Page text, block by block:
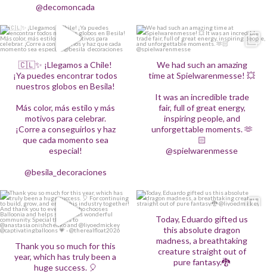
@decomoncada
🇨🇱✨ ¡Llegamos a Chile!
¡Ya puedes encontrar todos nuestros
globos en Besila!
Más color, más estilo y más motivos para
celebrar.
¡Corre a conseguirlos y haz que cada
momento sea especial!
@besila_decoraciones
28 2
🇨🇱✨ ¡Llegamos a Chile!
¡Ya puedes encontrar todos
nuestros globos en Besila!
Más color, más estilo y más
motivos para celebrar.
¡Corre a conseguirlos y haz
que cada momento sea
especial!
@besila_decoraciones
We had such an amazing time at
Spielwarenmesse! 💥
energy, inspiring people, and
unforgettable moments. 🫶🏻
@spielwarenmesse
49 0
We had such an amazing
time at Spielwarenmesse! 💥
It was an incredible trade
fair, full of great energy,
inspiring people, and
unforgettable moments. 🫶
🏻
@spielwarenmesse
Thank you so much for this year, which
has truly been a huge success. 🎈
For continuing to build, grow, and enjoy
this industry together!
And thank you to everyone who chooses
Balloonia and helps shape this wonderful
community.
Thank you so much for this
year, which has truly been a
huge success. 🎈
Today, Eduardo gifted us this absolute
dragon madness, a breathtaking creature
straight out of pure fantasy.🐉
@liyoedmickey
251
Today, Eduardo gifted us
this absolute dragon
madness, a breathtaking
creature straight out of
pure fantasy.🐉